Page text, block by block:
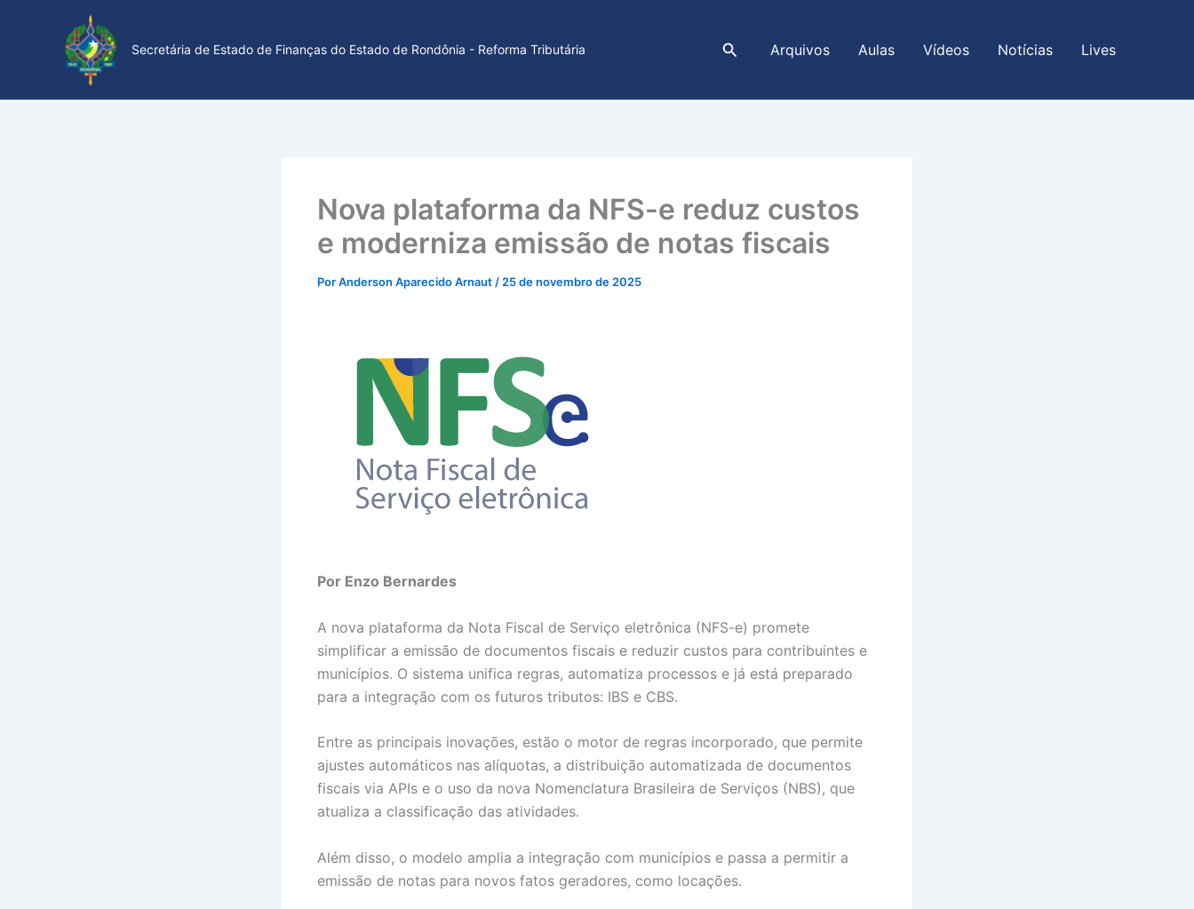
Secretária de Estado de Finanças do Estado de Rondônia - Reforma Tributária PesquisarArquivos Aulas Vídeos Notícias Lives
Nova plataforma da NFS-e reduz custos
e moderniza emissão de notas fiscais
PorAnderson Aparecido Arnaut/25 de novembro de 2025
Por Enzo Bernardes
A nova plataforma da Nota Fiscal de Serviço eletrônica (NFS-e) promete
simplificar a emissão de documentos fiscais e reduzir custos para contribuintes e
municípios. O sistema unifica regras, automatiza processos e já está preparado
para a integração com os futuros tributos: IBS e CBS.
Entre as principais inovações, estão o motor de regras incorporado, que permite
ajustes automáticos nas alíquotas, a distribuição automatizada de documentos
fiscais via APIs e o uso da nova Nomenclatura Brasileira de Serviços (NBS), que
atualiza a classificação das atividades.
Além disso, o modelo amplia a integração com municípios e passa a permitir a
emissão de notas para novos fatos geradores, como locações.